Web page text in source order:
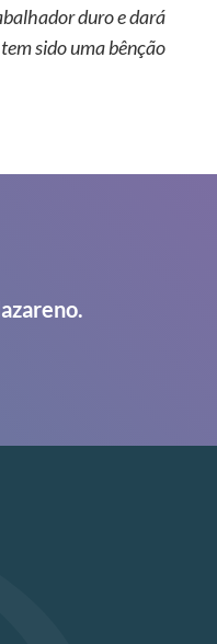
duro e dará
sido uma bênção